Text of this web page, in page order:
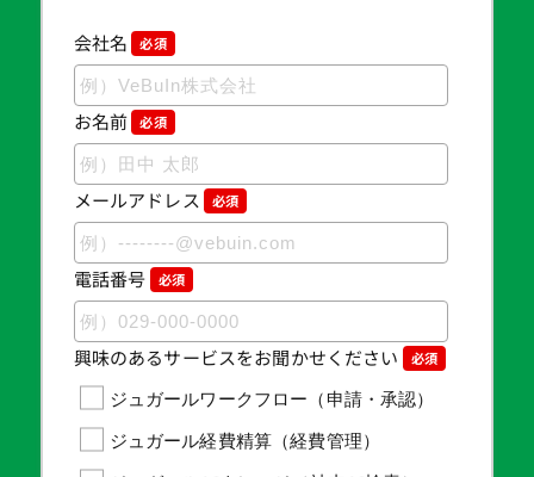
会社名 必須
お名前 必須
メールアドレス 必須
電話番号 必須
興味のあるサービスをお聞かせください 必須
ジュガールワークフロー（申請・承認）
ジュガール経費精算（経費管理）